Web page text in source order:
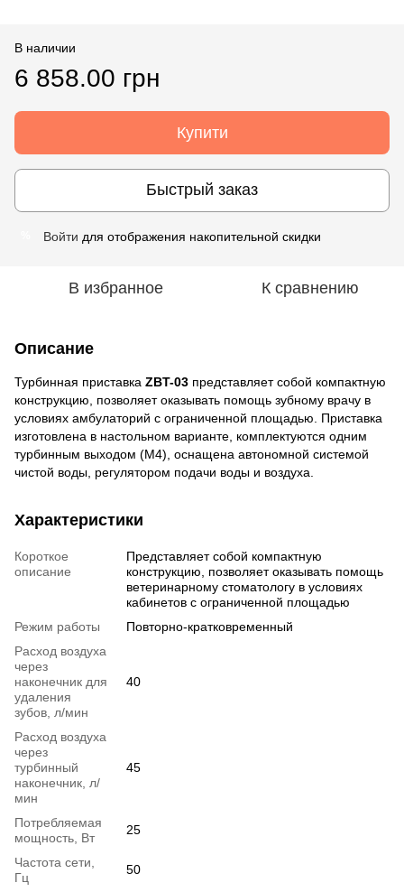
В наличии
6 858.00 грн
Купити
Быстрый заказ
Войти для отображения накопительной скидки
В избранное К сравнению
Описание
Турбинная приставка ZBT-03 представляет собой компактную
конструкцию, позволяет оказывать помощь зубному врачу в
условиях амбулаторий с ограниченной площадью. Приставка
изготовлена в настольном варианте, комплектуются одним
турбинным выходом (М4), оснащена автономной системой
чистой воды, регулятором подачи воды и воздуха.
Характеристики
Короткое
описание
Представляет собой компактную
конструкцию, позволяет оказывать помощь
ветеринарному стоматологу в условиях
кабинетов с ограниченной площадью
Режим работы
Повторно-кратковременный
Расход воздуха
через
наконечник для
удаления
зубов, л/мин
40
Расход воздуха
через
турбинный
наконечник, л/
мин
45
Потребляемая
мощность, Вт
25
Частота сети,
Гц
50